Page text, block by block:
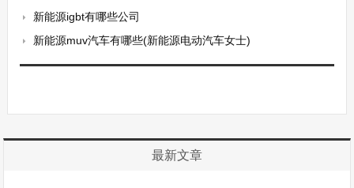
新能源igbt有哪些公司
新能源muv汽车有哪些(新能源电动汽车女士)
最新文章